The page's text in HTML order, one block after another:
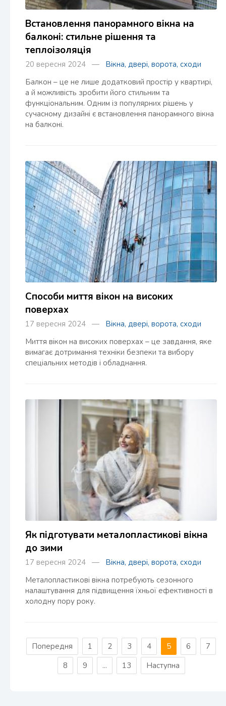
Встановлення панорамного вікна на
балконі: стильне рішення та
теплоізоляція
20 вересня 2024 — Вікна, двері, ворота, сходи
Балкон – це не лише додатковий простір у квартирі,
а й можливість зробити його стильним та
функціональним. Одним із популярних рішень у
сучасному дизайні є встановлення панорамного вікна
на балконі.
Способи миття вікон на високих
поверхах
17 вересня 2024 — Вікна, двері, ворота, сходи
Миття вікон на високих поверхах – це завдання, яке
вимагає дотримання техніки безпеки та вибору
спеціальних методів і обладнання.
Як підготувати металопластикові вікна
до зими
17 вересня 2024 — Вікна, двері, ворота, сходи
Металопластикові вікна потребують сезонного
налаштування для підвищення їхньої ефективності в
холодну пору року.
Попередня 1 2 3 4 5 6
7
8
9 ... 13 Наступна